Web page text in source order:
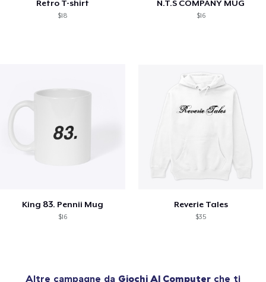
Retro T-shirt
$18
N.T.S COMPANY MUG
$16
King 83. Pennii Mug
$16
Reverie Tales
$35
Altre campagne da Giochi Al Computer che ti